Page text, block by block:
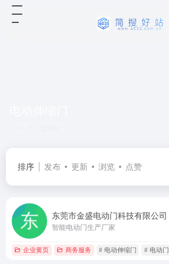
排序 发布 更新 浏览 点赞
东莞市金盛电动门科技有限公司
智能电动门生产厂家
企业黄页 商务服务 # 电动伸缩门 # 电动门